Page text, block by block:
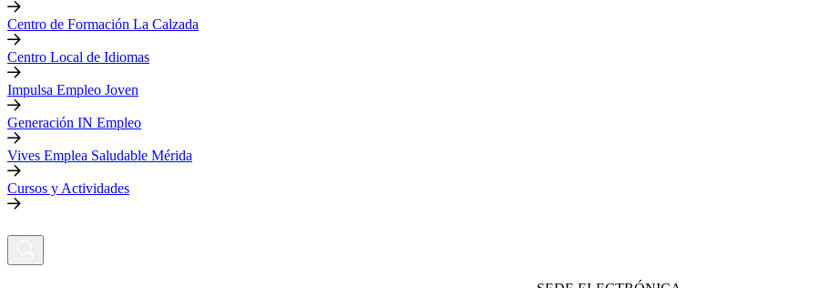
Centro de Formación La Calzada
Centro Local de Idiomas
Impulsa Empleo Joven
Generación IN Empleo
Vives Emplea Saludable Mérida
Cursos y Actividades